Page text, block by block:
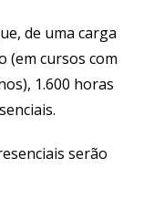
de uma carga
(em cursos com
1.600 horas
serão